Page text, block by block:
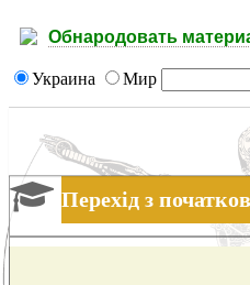
Обнародовать
Украина Мир
Перехід з